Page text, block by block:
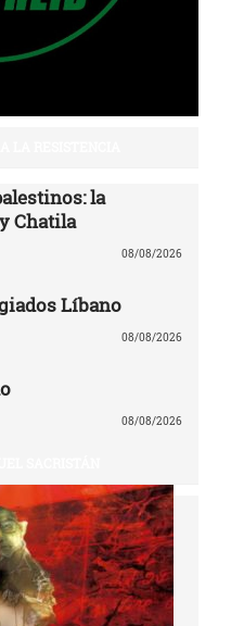
la
Chatila
08/08/2026
Líbano
08/08/2026
08/08/2026